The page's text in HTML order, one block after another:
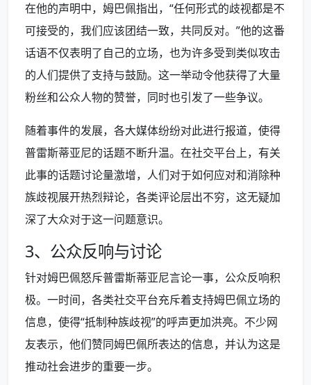
在他的声明中，姆巴佩指出，“任何形式的歧视都是不
可接受的，我们应该团结一致，共同反对。”他的这番
话语不仅表明了自己的立场，也为许多受到类似攻击
的人们提供了支持与鼓励。这一举动令他获得了大量
粉丝和公众人物的赞誉，同时也引发了一些争议。
随着事件的发展，各大媒体纷纷对此进行报道，使得
普雷斯蒂亚尼的话题不断升温。在社交平台上，有关
此事的话题讨论量激增，人们对于如何应对和消除种
族歧视展开热烈辩论，各类评论层出不穷，这无疑加
深了大众对于这一问题意识。
3、公众反响与讨论
针对姆巴佩怒斥普雷斯蒂亚尼言论一事，公众反响积
极。一时间，各类社交平台充斥着支持姆巴佩立场的
信息，使得“抵制种族歧视”的呼声更加洪亮。不少网
友表示，他们赞同姆巴佩所表达的信息，并认为这是
推动社会进步的重要一步。